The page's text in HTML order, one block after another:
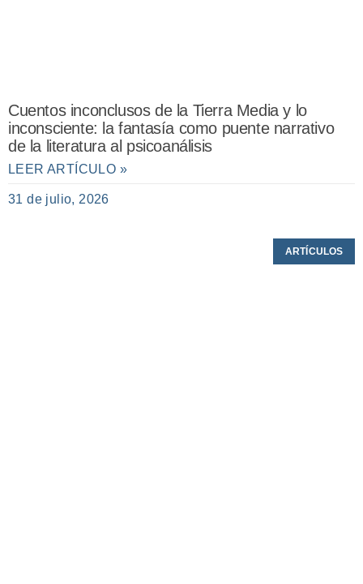
Cuentos inconclusos de la Tierra Media y lo
inconsciente: la fantasía como puente narrativo
de la literatura al psicoanálisis
LEER ARTÍCULO »
31 de julio, 2026
ARTÍCULOS